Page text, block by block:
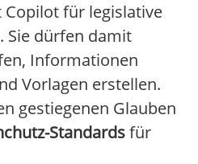
für legislative
Sie dürfen damit
Informationen
Vorlagen erstellen.
gestiegenen Glauben
Standardsfür